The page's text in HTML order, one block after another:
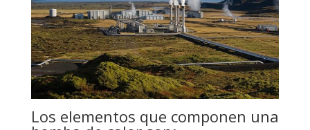
Los elementos que componen una